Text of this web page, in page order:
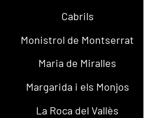
Cabrils
Monistrol de Montserrat
Maria de Miralles
Margarida i els Monjos
La Roca del Vallès